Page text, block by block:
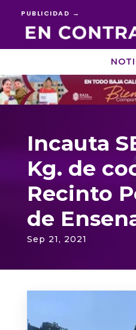
PUBLICIDAD →
Reproductor
de
vídeo
Incauta
Kg. de
Recinto
de
Sep 21, 2021